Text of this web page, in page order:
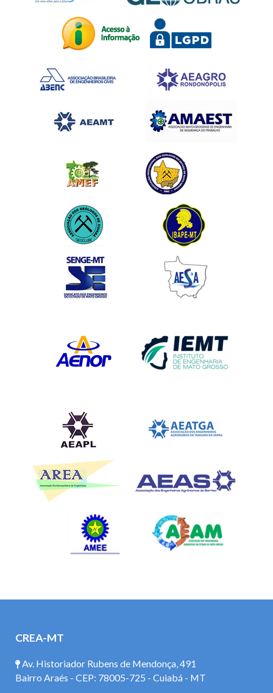
CREA-MT
Av. Historiador Rubens de Mendonça, 491
Bairro Araés - CEP: 78005-725 - Cuiabá - MT